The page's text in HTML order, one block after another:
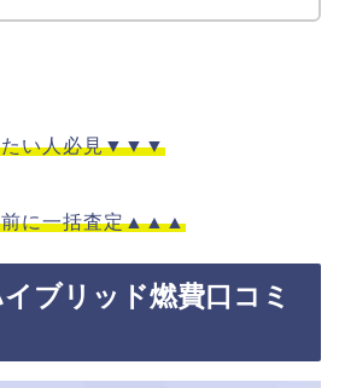
い人必見▼▼▼
に一括査定▲▲▲
ブリッド燃費口コミ